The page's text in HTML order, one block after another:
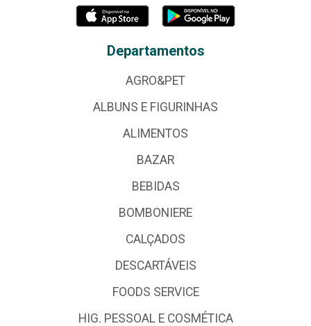
Departamentos
AGRO&PET
ALBUNS E FIGURINHAS
ALIMENTOS
BAZAR
BEBIDAS
BOMBONIERE
CALÇADOS
DESCARTÁVEIS
FOODS SERVICE
HIG. PESSOAL E COSMÉTICA